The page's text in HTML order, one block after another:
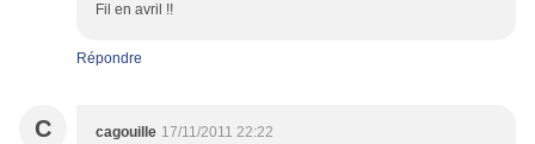
Fil en avril !!
Répondre
C cagouille 17/11/2011 22:22